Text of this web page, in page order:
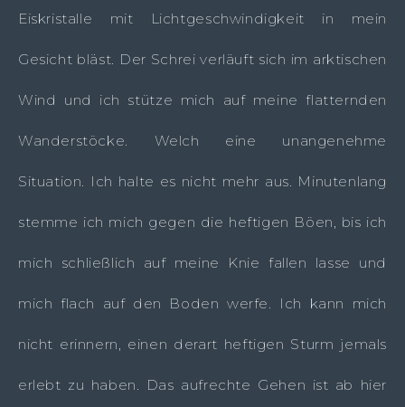
Eiskristalle mit Lichtgeschwindigkeit in mein
Gesicht bläst. Der Schrei verläuft sich im arktischen
Wind und ich stütze mich auf meine flatternden
Wanderstöcke. Welch eine unangenehme
Situation. Ich halte es nicht mehr aus. Minutenlang
stemme ich mich gegen die heftigen Böen, bis ich
mich schließlich auf meine Knie fallen lasse und
mich flach auf den Boden werfe. Ich kann mich
nicht erinnern, einen derart heftigen Sturm jemals
erlebt zu haben. Das aufrechte Gehen ist ab hier